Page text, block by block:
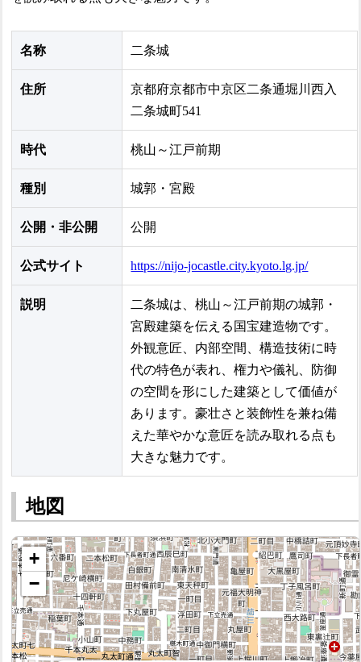
名称 二条城
住所
京都府京都市中京区二条通堀川西入
二条城町541
時代 桃山～江戸前期
種別 城郭・宮殿
公開・非公開 公開
公式サイト https://nijo-jocastle.city.kyoto.lg.jp/
説明
二条城は、桃山～江戸前期の城郭・
宮殿建築を伝える国宝建造物です。
外観意匠、内部空間、構造技術に時
代の特色が表れ、権力や儀礼、防御
の空間を形にした建築として価値が
あります。豪壮さと装飾性を兼ね備
えた華やかな意匠を読み取れる点も
大きな魅力です。
地図
+
−